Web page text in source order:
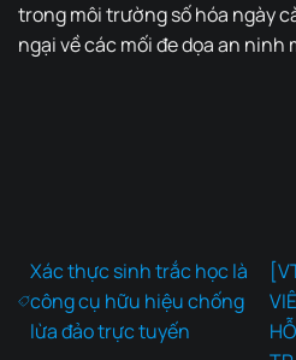
trong môi trường số hóa ngày
ngại về các mối đe dọa an ninh
Xác thực sinh trắc học là
công cụ hữu hiệu chống
lừa đảo trực tuyến